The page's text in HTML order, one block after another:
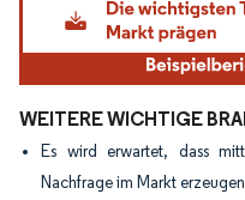
WEITERE WICHTIGE
Es wird erwartet, dass
Nachfrage im Markt erzeugen